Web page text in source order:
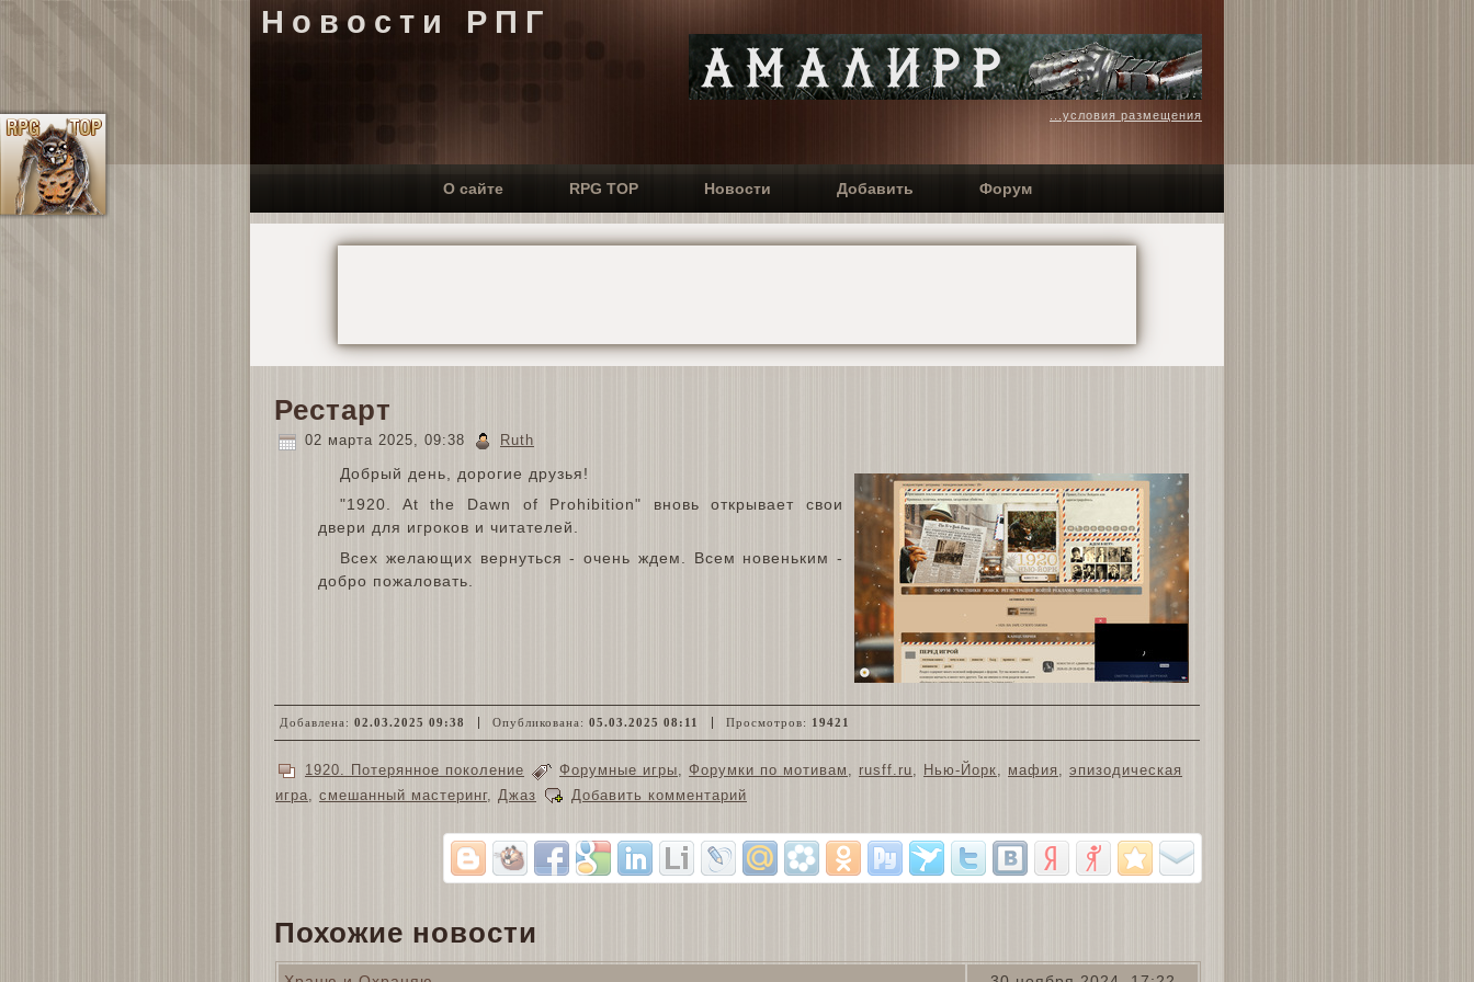
Новости РПГ
...условия размещения
О сайте RPG TOP Новости Добавить Форум
Рестарт
02 марта 2025, 09:38 Ruth
Добрый день, дорогие друзья!
"1920. At the Dawn of Prohibition" вновь открывает свои
двери для игроков и читателей.
Всех желающих вернуться - очень ждем. Всем новеньким -
добро пожаловать.
Добавлена: 02.03.2025 09:38 Опубликована: 05.03.2025 08:11 Просмотров: 19421
1920. Потерянное поколение Форумные игры Форумки по мотивам rusff.ru Нью-Йорк мафия
эпизодическая
игра
смешанный мастеринг, Джаз Добавить комментарий
Похожие новости